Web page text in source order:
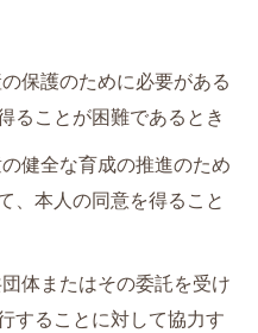
保護のために必要がある
ることが困難であるとき
健全な育成の推進のため
、本人の同意を得ること
体またはその委託を受け
することに対して協力す